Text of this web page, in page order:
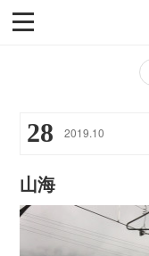
28 2019.10
山海